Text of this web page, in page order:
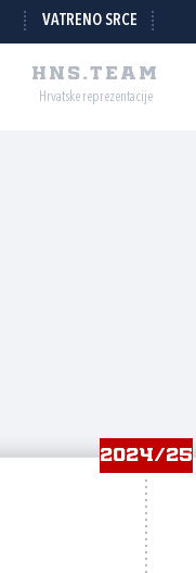
VATRENO SRCE
HNS.TEAM
Hrvatske reprezentacije
2024/25